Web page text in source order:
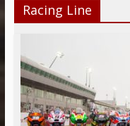
Racing Line